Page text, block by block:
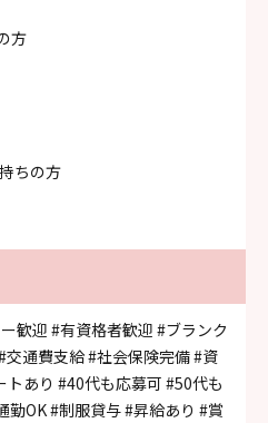
方
ちの方
歓迎 #有資格者歓迎 #ブランク
交通費支給#社会保険完備#資
トあり #40代も応募可 #50代も
勤OK#制服貸与#昇給あり #賞